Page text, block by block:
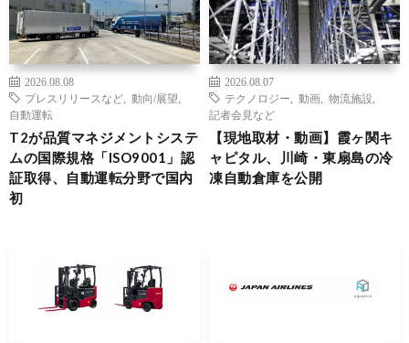
2026.08.08
プレスリリースなど
動向/展望
自動運転
T2が品質マネジメントシステ
ムの国際規格「ISO9001」認
証取得、自動運転分野で国内
初
2026.08.07
テクノロジー
動画 物流施設
記者会見など
【現地取材・動画】霞ヶ関キ
ャピタル、川崎・東扇島の冷
凍自動倉庫を公開